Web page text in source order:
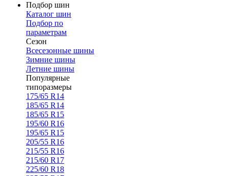
Подбор шин
Каталог шин
Подбор по
параметрам
Сезон
Всесезонные шины
Зимние шины
Летние шины
Популярные
типоразмеры
175/65 R14
185/65 R14
185/65 R15
195/60 R16
195/65 R15
205/55 R16
215/55 R16
215/60 R17
225/60 R18